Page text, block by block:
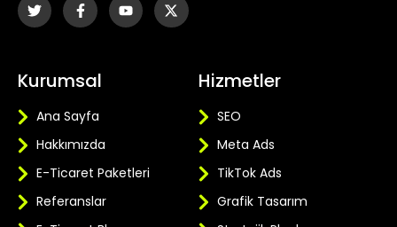
Kurumsal
Ana Sayfa
Hakkımızda
E-Ticaret Paketleri
Referanslar
Hizmetler
SEO
Meta Ads
TikTok Ads
Grafik Tasarım